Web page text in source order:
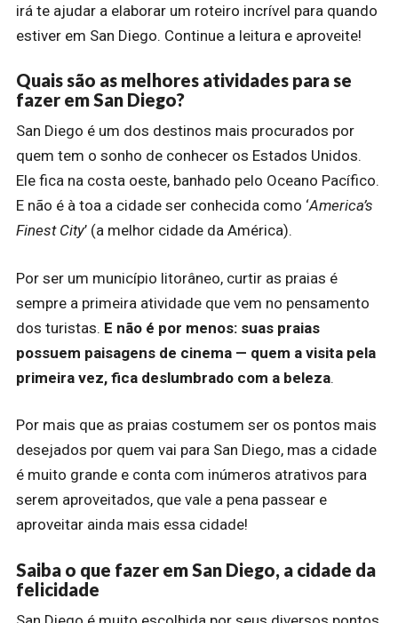
irá te ajudar a elaborar um roteiro incrível para quando
estiver em San Diego. Continue a leitura e aproveite!
Quais são as melhores atividades para se
fazer em San Diego?
San Diego é um dos destinos mais procurados por
quem tem o sonho de conhecer os Estados Unidos.
Ele fica na costa oeste, banhado pelo Oceano Pacífico.
E não é à toa a cidade ser conhecida como ‘America’s
Finest City’ (a melhor cidade da América).
Por ser um município litorâneo, curtir as praias é
sempre a primeira atividade que vem no pensamento
dos turistas. E não é por menos: suas praias
possuem paisagens de cinema — quem a visita pela
primeira vez, fica deslumbrado com a beleza.
Por mais que as praias costumem ser os pontos mais
desejados por quem vai para San Diego, mas a cidade
é muito grande e conta com inúmeros atrativos para
serem aproveitados, que vale a pena passear e
aproveitar ainda mais essa cidade!
Saiba o que fazer em San Diego, a cidade da
felicidade